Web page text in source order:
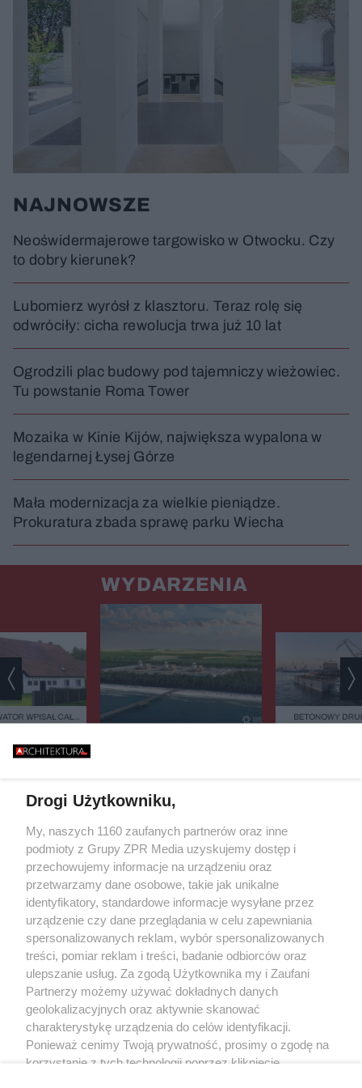
NAJNOWSZE
Neoświdermajerowe targowisko w Otwocku. Czy
to dobry kierunek?
Lubomierz wyrósł z klasztoru. Teraz rolę się
odwróciły: cicha rewolucja trwa już 10 lat
Ogrodzili plac budowy pod tajemniczy wieżowiec.
Tu powstanie Roma Tower
Mozaika w Kinie Kijów, największa wypalona w
legendarnej Łysej Górze
Mała modernizacja za wielkie pieniądze.
Prokuratura zbada sprawę parku Wiecha
WYDARZENIA
WPISAŁ CAŁĄ
PARALIŻU
BETONOWY
Żaden utwór zamieszczony w serwisie nie może być powielany i
rozpowszechniany lub dalej rozpowszechniany w jakikolwiek sposób (w
tym także elektroniczny lub mechaniczny) na jakimkolwiek polu
eksploatacji w jakiejkolwiek formie, włącznie z umieszczaniem w
Internecie bez pisemnej zgody właściciela praw. Jakiekolwiek użycie lub
wykorzystanie utworów w całości lub w części z naruszeniem prawa, tzn.
bez właściwej zgody, jest zabronione pod groźbą kary i może być ścigane
prawnie.
O nas
Informacje prawne
Drogi Użytkowniku,
My, naszych 1160 zaufanych partnerów oraz inne
podmioty z Grupy ZPR Media uzyskujemy dostęp i
przechowujemy informacje na urządzeniu oraz
przetwarzamy dane osobowe, takie jak unikalne
identyfikatory, standardowe informacje wysyłane przez
urządzenie czy dane przeglądania w celu zapewniania
spersonalizowanych reklam, wybór spersonalizowanych
treści, pomiar reklam i treści, badanie odbiorców oraz
ulepszanie usług. Za zgodą Użytkownika my i Zaufani
Partnerzy możemy używać dokładnych danych
geolokalizacyjnych oraz aktywnie skanować
charakterystykę urządzenia do celów identyfikacji.
Ponieważ cenimy Twoją prywatność, prosimy o zgodę na
korzystanie z tych technologii poprzez kliknięcie